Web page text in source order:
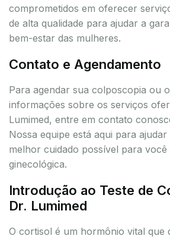
comprometidos em oferecer
de alta qualidade para ajudar a
bem-estar das mulheres.
Contato e Agendamento
Para agendar sua colposcopia ou
informações sobre os serviços
Lumimed, entre em contato
Nossa equipe está aqui para
melhor cuidado possível para você
ginecológica.
Introdução ao Teste de
Dr. Lumimed
O cortisol é um hormônio vital que